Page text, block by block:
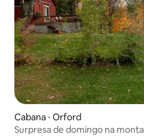
Cabana ⋅ Orford
Surpresa de domingo na